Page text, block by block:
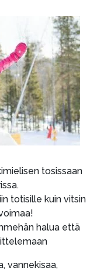
tosissaan
totisille kuin vitsin
halua että
vannekisaa,